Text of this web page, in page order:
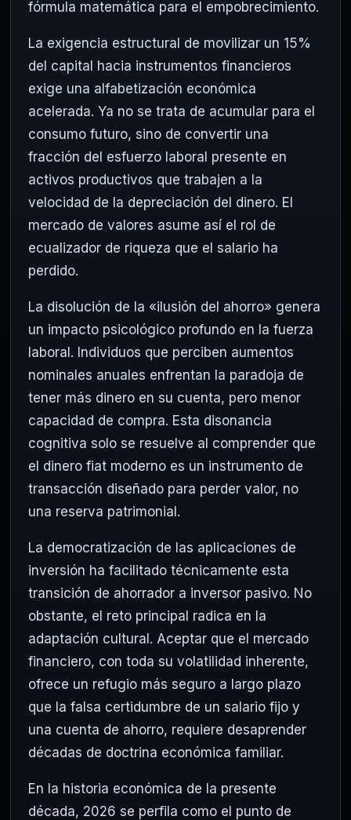
fórmula matemática para el empobrecimiento.
La exigencia estructural de movilizar un 15%
del capital hacia instrumentos financieros
exige una alfabetización económica
acelerada. Ya no se trata de acumular para el
consumo futuro, sino de convertir una
fracción del esfuerzo laboral presente en
activos productivos que trabajen a la
velocidad de la depreciación del dinero. El
mercado de valores asume así el rol de
ecualizador de riqueza que el salario ha
perdido.
La disolución de la «ilusión del ahorro» genera
un impacto psicológico profundo en la fuerza
laboral. Individuos que perciben aumentos
nominales anuales enfrentan la paradoja de
tener más dinero en su cuenta, pero menor
capacidad de compra. Esta disonancia
cognitiva solo se resuelve al comprender que
el dinero fiat moderno es un instrumento de
transacción diseñado para perder valor, no
una reserva patrimonial.
La democratización de las aplicaciones de
inversión ha facilitado técnicamente esta
transición de ahorrador a inversor pasivo. No
obstante, el reto principal radica en la
adaptación cultural. Aceptar que el mercado
financiero, con toda su volatilidad inherente,
ofrece un refugio más seguro a largo plazo
que la falsa certidumbre de un salario fijo y
una cuenta de ahorro, requiere desaprender
décadas de doctrina económica familiar.
En la historia económica de la presente
década, 2026 se perfila como el punto de